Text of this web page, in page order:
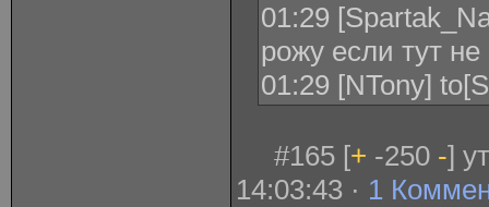
01:29
рожу если тут
01:29 [NTony]
#165 [+ -250 -]
14:03:43 · 1